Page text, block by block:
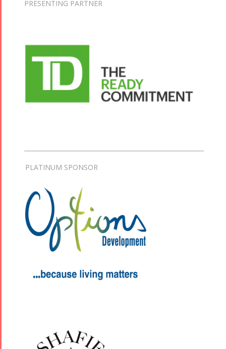
PRESENTING PARTNER
PLATINUM SPONSOR